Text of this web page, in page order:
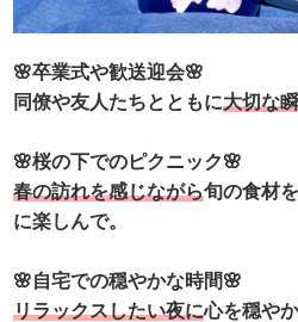
🌸卒業式や歓送迎会🌸
同僚や友人たちとともに大切な
🌸桜の下でのピクニック🌸
春の訪れを感じながら旬の食材
に楽しんで。
🌸自宅での穏やかな時間🌸
リラックスしたい夜に心を穏や